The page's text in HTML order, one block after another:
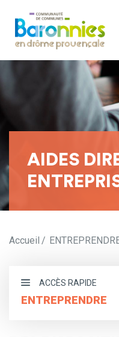
AIDES
Accueil
ACCÈS RAPIDE
ENTREPRENDRE